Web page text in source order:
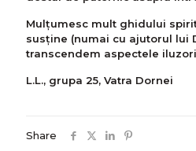
Mulțumesc mult ghidului
susţine (numai cu ajutorul lui
transcendem aspectele
L.L., grupa 25, Vatra Dornei
Share